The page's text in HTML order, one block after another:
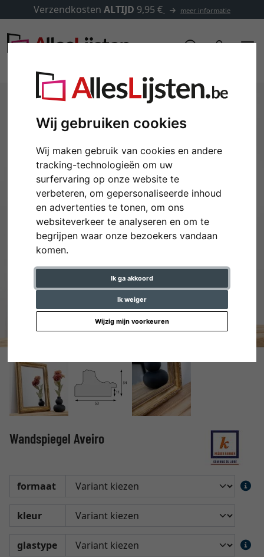
Wij gebruiken cookies
Wij maken gebruik van cookies en andere
tracking-technologieën om uw
surfervaring op onze website te
verbeteren, om gepersonaliseerde inhoud
en advertenties te tonen, om ons
websiteverkeer te analyseren en om te
begrijpen waar onze bezoekers vandaan
komen.
Ik ga akkoord
Ik weiger
Wijzig mijn voorkeuren
Verzendkosten ALTIJD 9,95 € meer informatie
Terug
Wandspiegel Aveiro
formaat
kleur
glastype